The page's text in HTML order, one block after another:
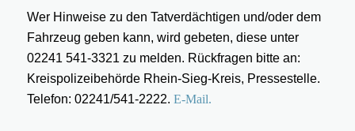
Wer Hinweise zu den Tatverdächtigen und/oder dem
Fahrzeug geben kann, wird gebeten, diese unter
02241 541-3321 zu melden. Rückfragen bitte an:
Kreispolizeibehörde Rhein-Sieg-Kreis, Pressestelle.
Telefon: 02241/541-2222. E-Mail.